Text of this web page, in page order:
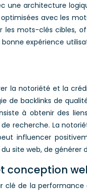
une architecture
avec les
mots-clés cibles,
expérience
la notoriété et la
de backlinks de
à obtenir des
recherche. La
influencer
site web, de
conception
clé de la